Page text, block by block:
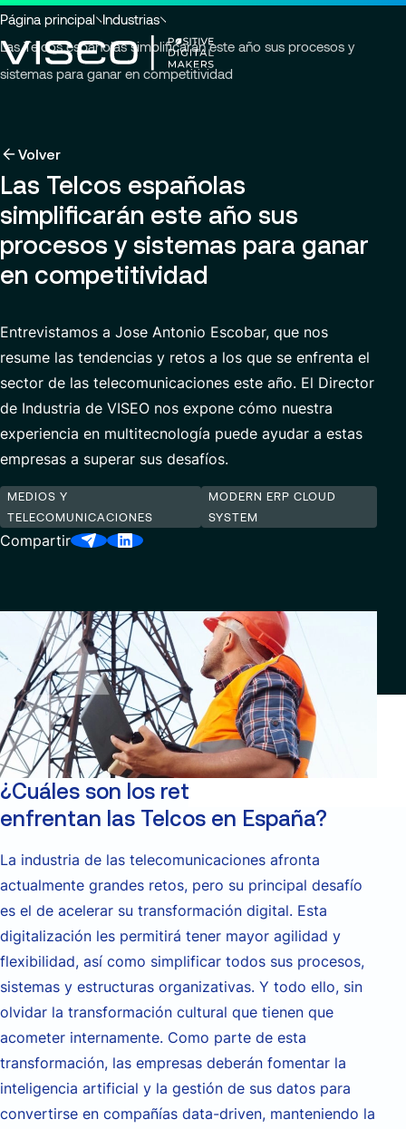
Ir a la cabeceraIr al contenido principalIr al pie de página
Aprovechando la tecnología como una
transformación
Ver todos los servicios
Servicios
Modern ERP Cloud System
Servicios Financieros y Plataformas de Trading
Finance transformation
Data Analytics & AI
Servicios Gestionados
Socios
Sobre nosotros
Sobre nosotros
Quiénes somos
Gobernanza
Compromisos RSC
Comunicado de prensa
Ubicaciones
Contacto
Noticias y eventos
Carreras
Carreras
Trabajar con nosotros
Ofertas de empleo
Buscar
perspectivas,
páginas
o
Usted
está
aquí
Página principal Industrias
Las Telcos españolas simplificarán este año sus procesos y
sistemas para ganar en competitividad
Volver
Las Telcos españolas
simplificarán este año sus
procesos y sistemas para ganar
en competitividad
Entrevistamos a Jose Antonio Escobar, que nos
resume las tendencias y retos a los que se enfrenta el
sector de las telecomunicaciones este año. El Director
de Industria de VISEO nos expone cómo nuestra
experiencia en multitecnología puede ayudar a estas
empresas a superar sus desafíos.
MEDIOS Y
TELECOMUNICACIONES
MODERN ERP CLOUD
SYSTEM
Compartir
¿Cuáles son los retos a los que se
enfrentan las Telcos en España?
La industria de las telecomunicaciones afronta
actualmente grandes retos, pero su principal desafío
es el de acelerar su transformación digital. Esta
digitalización les permitirá tener mayor agilidad y
flexibilidad, así como simplificar todos sus procesos,
sistemas y estructuras organizativas. Y todo ello, sin
olvidar la transformación cultural que tienen que
acometer internamente. Como parte de esta
transformación, las empresas deberán fomentar la
inteligencia artificial y la gestión de sus datos para
convertirse en compañías data-driven, manteniendo la